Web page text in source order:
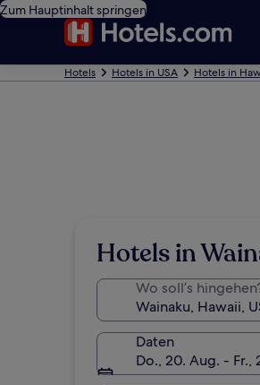
Zum Hauptinhalt springen
Hotels Hotels in USA Hotels in
Hotels in
Wo soll’s
Daten
Do., 20. Aug. - Fr.,